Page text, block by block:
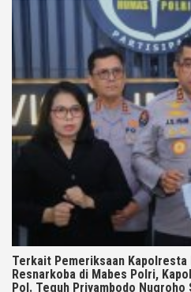
Terkait Pemeriksaan Kapolresta
Resnarkoba di Mabes Polri,
Pol. Teguh Priyambodo